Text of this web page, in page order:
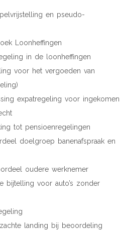
en pseudo-
Loonheffingen
in de loonheffingen
voor het vergoeden van
expatregeling voor ingekomen
tot pensioenregelingen
doelgroep banenafspraak en
oudere werknemer
voor auto’s zonder
landing bij beoordeling